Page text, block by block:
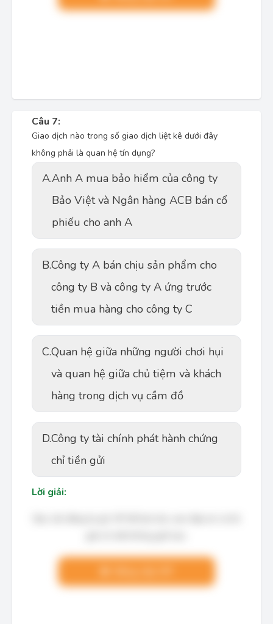
Câu 7:
Giao dịch nào trong số giao dịch liệt kê dưới đây
không phải là quan hệ tín dụng?
A.Anh A mua bảo hiểm của công ty
Bảo Việt và Ngân hàng ACB bán cổ
phiếu cho anh A
B.Công ty A bán chịu sản phẩm cho
công ty B và công ty A ứng trước
tiền mua hàng cho công ty C
C.Quan hệ giữa những người chơi hụi
và quan hệ giữa chủ tiệm và khách
hàng trong dịch vụ cầm đồ
D.Công ty tài chính phát hành chứng
chỉ tiền gửi
Lời giải: